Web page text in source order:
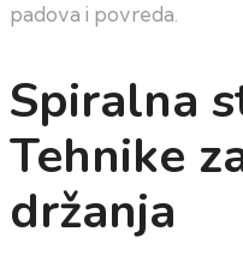
padova i povreda.
Spiralna
Tehnike
držanja